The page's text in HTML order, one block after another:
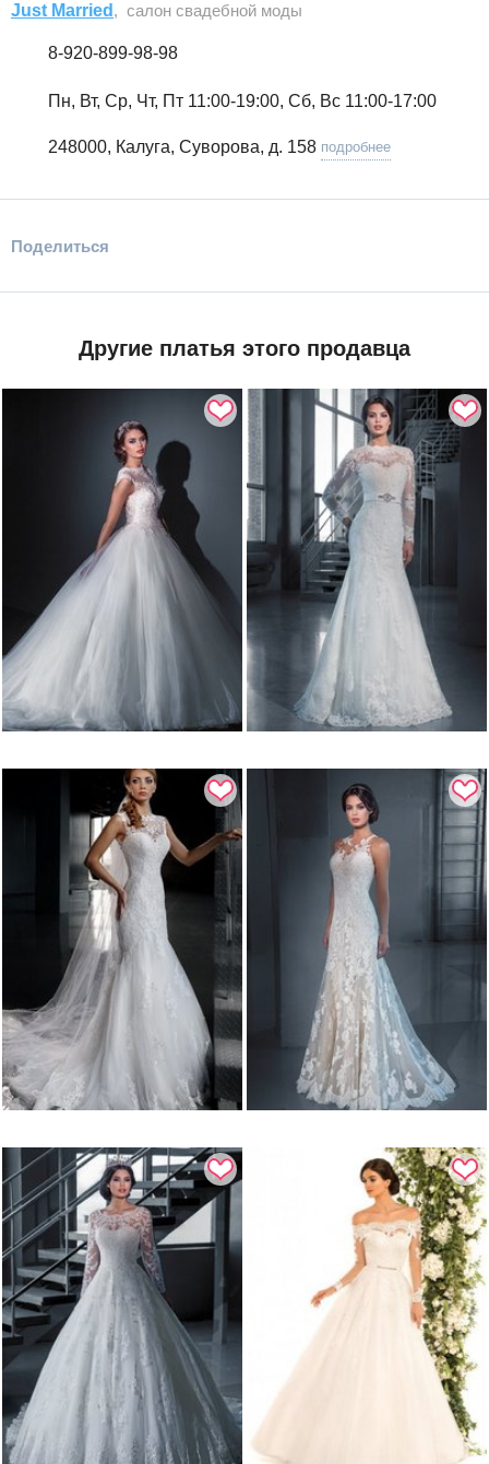
Just Married , салон свадебной моды
8-920-899-98-98
Пн, Вт, Ср, Чт, Пт 11:00-19:00, Сб, Вс 11:00-17:00
248000, Калуга, Суворова, д. 158 подробнее
Поделиться
Другие платья этого продавца